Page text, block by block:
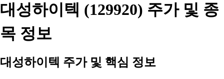
대성하이텍 (129920) 주가 및 종
목 정보
대성하이텍 주가 및 핵심 정보